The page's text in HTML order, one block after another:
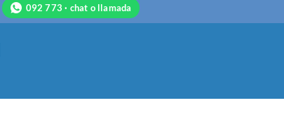
092 773 · chat o llamada